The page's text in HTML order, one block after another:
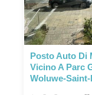
Posto Auto Di
Vicino A Parc
Woluwe-